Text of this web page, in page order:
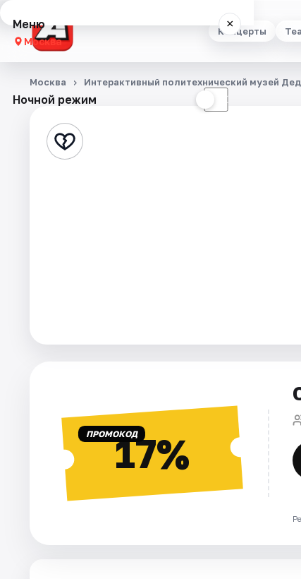
Концерты
Меню ×
Москва
Концерты
Стендап
Артисты
Рейтинги
Ночной режим ☾
Москва Интерактивный политехнический музей
ПРОМОКОД17%